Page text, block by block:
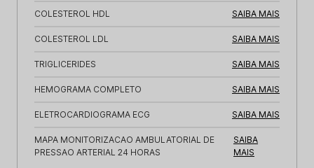
COLESTEROL HDL SAIBA MAIS
COLESTEROL LDL SAIBA MAIS
TRIGLICERIDES SAIBA MAIS
HEMOGRAMA COMPLETO SAIBA MAIS
ELETROCARDIOGRAMA ECG SAIBA MAIS
MAPA MONITORIZACAO AMBULATORIAL DE
PRESSAO ARTERIAL 24 HORAS
SAIBA
MAIS